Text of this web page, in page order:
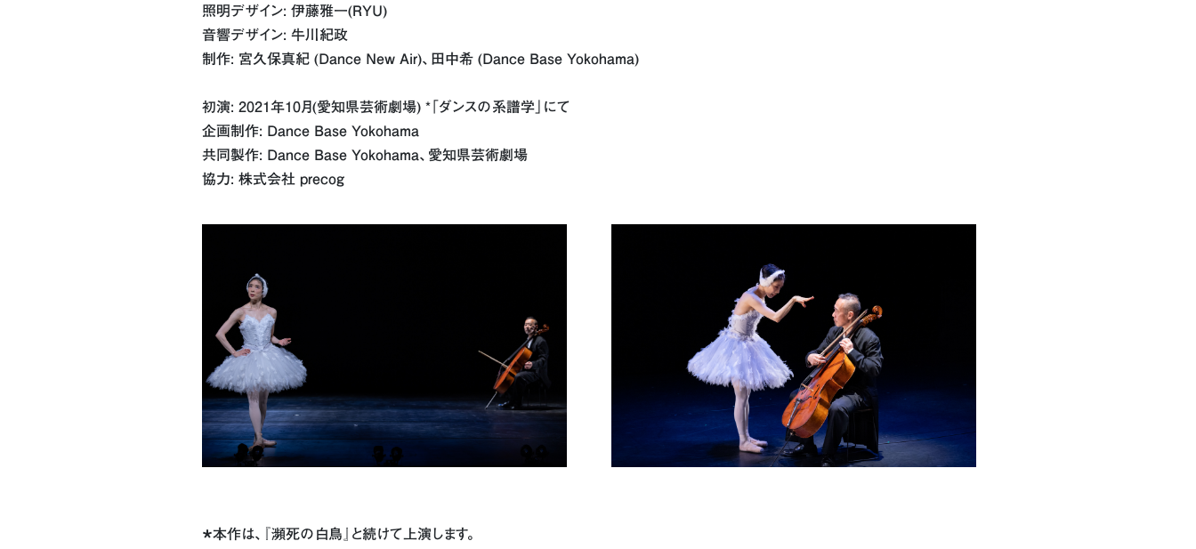
照明デザイン: 伊藤雅一(RYU)
音響デザイン: 牛川紀政
制作: 宮久保真紀 (Dance New Air)、田中希 (Dance Base Yokohama)
初演: 2021年10月(愛知県芸術劇場) *「ダンスの系譜学」にて
企画制作: Dance Base Yokohama
共同製作: Dance Base Yokohama、愛知県芸術劇場
協力: 株式会社 precog
＊本作は、『瀕死の白鳥』と続けて上演します。